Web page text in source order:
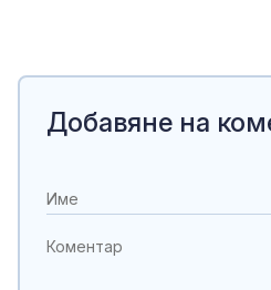
Добавяне на